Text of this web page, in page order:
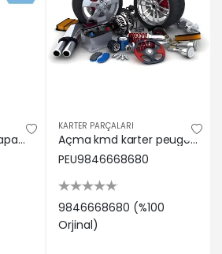
220118s yağ karter kapama civatası corteco 84920118
KARTER PARÇALARI
Açma kmd karter peugeot 9846668680
PEU9846668680
9846668680 (%100
Orjinal)